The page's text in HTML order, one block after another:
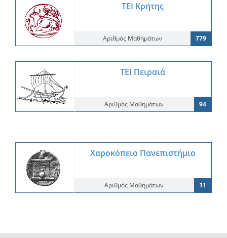
ΤΕΙ Κρήτης
Αριθμός Μαθημάτων 779
ΤΕΙ Πειραιά
Αριθμός Μαθημάτων 94
Χαροκόπειο Πανεπιστήμιο
Αριθμός Μαθημάτων 11